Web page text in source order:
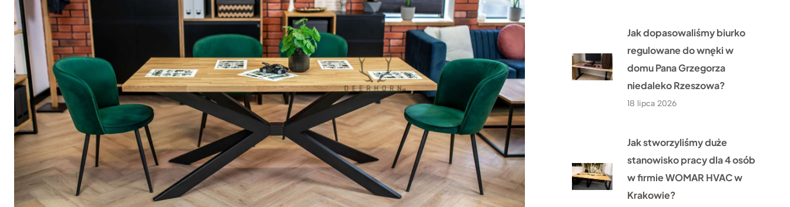
Jak dopasowaliśmy biurko
regulowane do wnęki w
domu Pana Grzegorza
niedaleko Rzeszowa?
18 lipca 2026
Jak stworzyliśmy duże
stanowisko pracy dla 4 osób
w firmie WOMAR HVAC w
Krakowie?